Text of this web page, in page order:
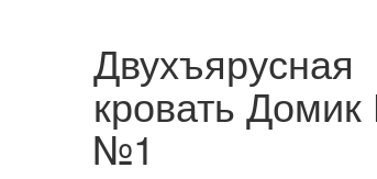
Двухъярусная
кровать Домик
№1